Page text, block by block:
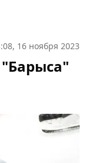
16 ноября 2023